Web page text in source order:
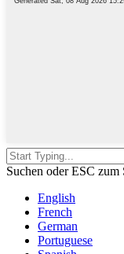
Suchen oder ESC zum
English
French
German
Portuguese